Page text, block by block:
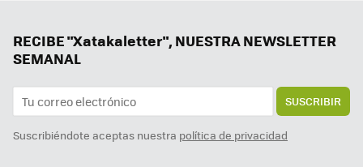
RECIBE "Xatakaletter", NUESTRA NEWSLETTER
SEMANAL
SUSCRIBIR
Suscribiéndote aceptas nuestra política de privacidad